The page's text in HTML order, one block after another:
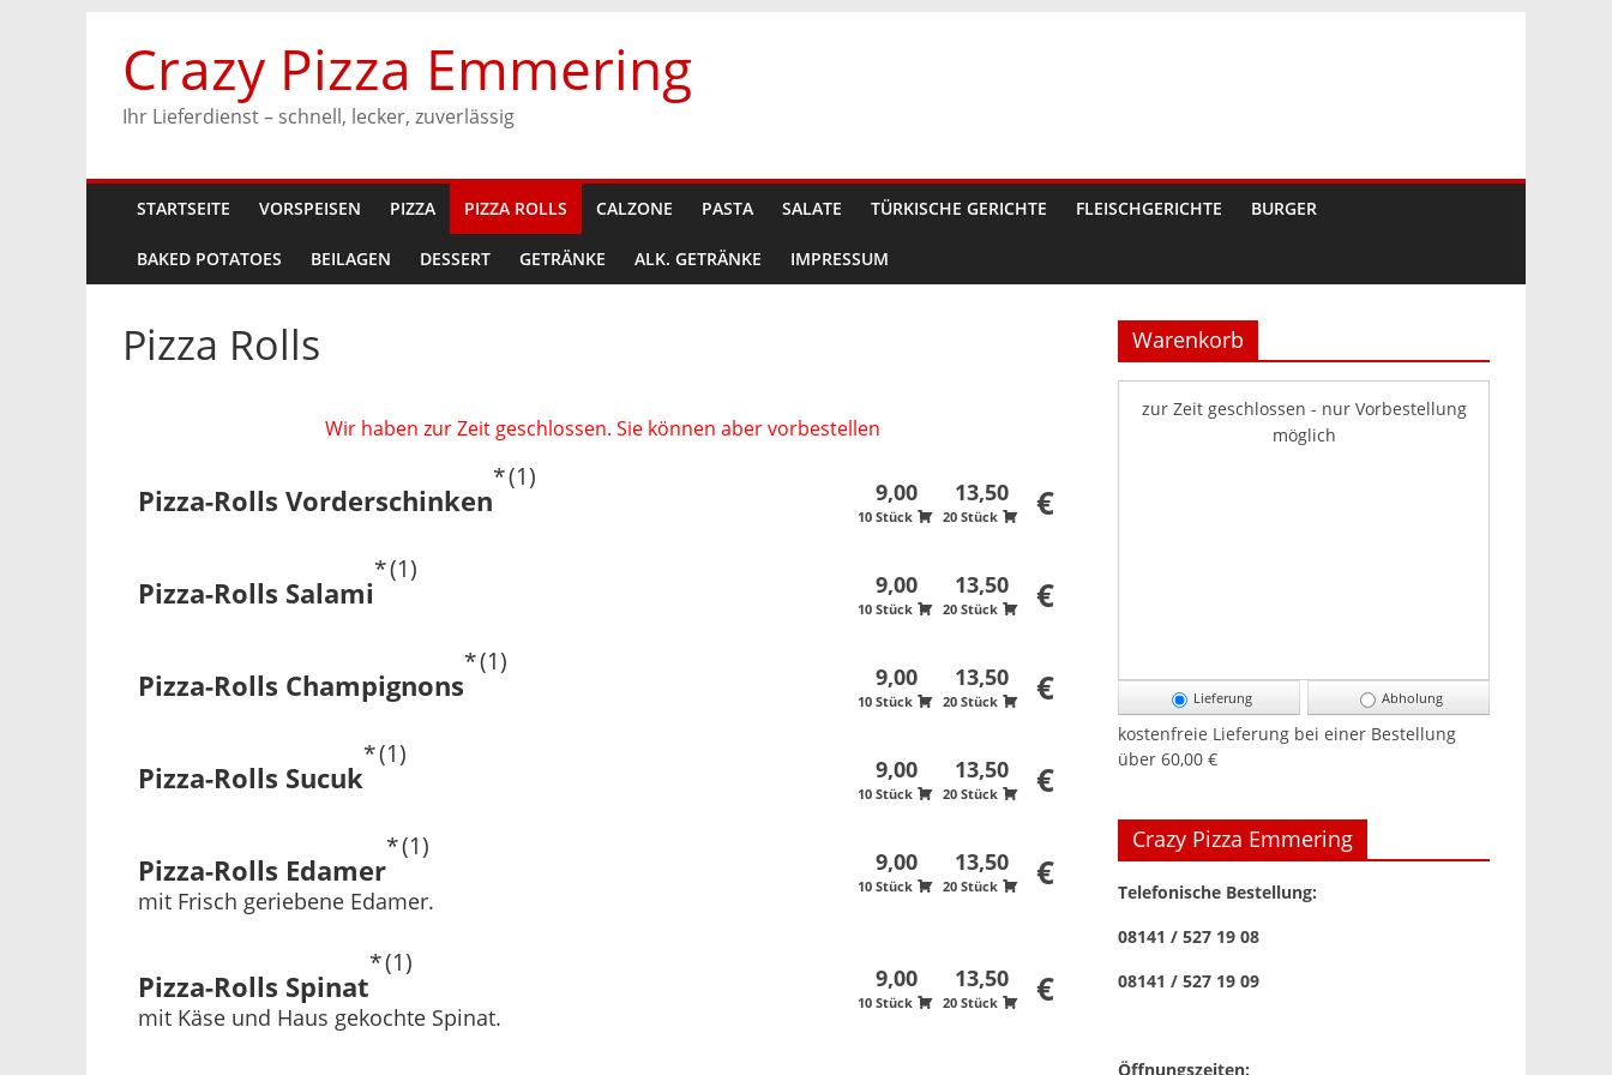
Inhalt
springen
Crazy Pizza Emmering
Ihr Lieferdienst – schnell, lecker, zuverlässig
STARTSEITE VORSPEISEN PIZZA PIZZA ROLLS CALZONE PASTA SALATE TÜRKISCHE GERICHTE FLEISCHGERICHTE BURGER
BAKED POTATOES BEILAGEN DESSERT GETRÄNKE ALK. GETRÄNKE IMPRESSUM
Pizza Rolls
Wir haben zur Zeit geschlossen. Sie können aber vorbestellen
Pizza-Rolls Vorderschinken
1 9,00
10 Stück
13,50
20 Stück €
Pizza-Rolls Salami
1 9,00
10 Stück
13,50
20 Stück €
Pizza-Rolls Champignons
1 9,00
10 Stück
13,50
20 Stück €
Pizza-Rolls Sucuk
1 9,00
10 Stück
13,50
20 Stück €
Pizza-Rolls Edamer
1 9,00
10 Stück
13,50
20 Stück €
mit Frisch geriebene Edamer.
Pizza-Rolls Spinat
1 9,00
10 Stück
13,50
20 Stück €
mit Käse und Haus gekochte Spinat.
Warenkorb
zur Zeit geschlossen - nur Vorbestellung
möglich
Lieferung Abholung
kostenfreie Lieferung bei einer Bestellung
über 60,00 €
Crazy Pizza Emmering
Telefonische Bestellung:
08141 / 527 19 08
08141 / 527 19 09
Öffnungszeiten: